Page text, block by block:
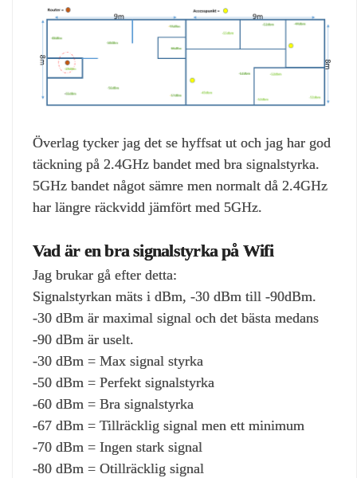
Överlag tycker jag det se hyffsat ut och jag har god
täckning på 2.4GHz bandet med bra signalstyrka.
5GHz bandet något sämre men normalt då 2.4GHz
har längre räckvidd jämfört med 5GHz.
Vad är en bra signalstyrka på Wifi
Jag brukar gå efter detta:
Signalstyrkan mäts i dBm, -30 dBm till -90dBm.
-30 dBm är maximal signal och det bästa medans
-90 dBm är uselt.
-30 dBm = Max signal styrka
-50 dBm = Perfekt signalstyrka
-60 dBm = Bra signalstyrka
-67 dBm = Tillräcklig signal men ett minimum
-70 dBm = Ingen stark signal
-80 dBm = Otillräcklig signal